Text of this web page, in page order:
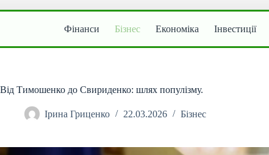
Фінанси Бізнес Економіка Інвестиції
Від Тимошенко до Свириденко: шлях популізму.
Ірина Гриценко 22.03.2026 Бізнес